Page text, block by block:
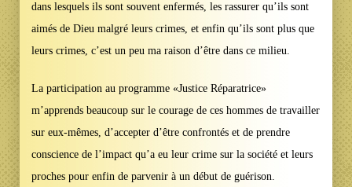
dans lesquels ils sont souvent enfermés, les rassurer qu’ils sont
aimés de Dieu malgré leurs crimes, et enfin qu’ils sont plus que
leurs crimes, c’est un peu ma raison d’être dans ce milieu.
La participation au programme «Justice Réparatrice»
m’apprends beaucoup sur le courage de ces hommes de travailler
sur eux-mêmes, d’accepter d’être confrontés et de prendre
conscience de l’impact qu’a eu leur crime sur la société et leurs
proches pour enfin de parvenir à un début de guérison.